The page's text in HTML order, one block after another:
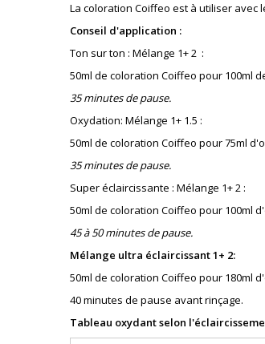
La coloration Coiffeo est à utiliser
Conseil d'application :
Ton sur ton : Mélange 1+ 2 :
50ml de coloration Coiffeo pour 100ml
35 minutes de pause.
Oxydation: Mélange 1+ 1.5 :
50ml de coloration Coiffeo pour 75ml
35 minutes de pause.
Super éclaircissante : Mélange 1+ 2 :
50ml de coloration Coiffeo pour 100ml
45 à 50 minutes de pause.
Mélange ultra éclaircissant 1+ 2:
50ml de coloration Coiffeo pour 180ml
40 minutes de pause avant rinçage.
Tableau oxydant selon